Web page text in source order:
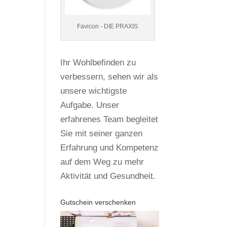
Favicon - DIE PRAXIS
Ihr Wohlbefinden zu
verbessern, sehen wir als
unsere wichtigste
Aufgabe. Unser
erfahrenes Team begleitet
Sie mit seiner ganzen
Erfahrung und Kompetenz
auf dem Weg zu mehr
Aktivität und Gesundheit.
Gutschein verschenken